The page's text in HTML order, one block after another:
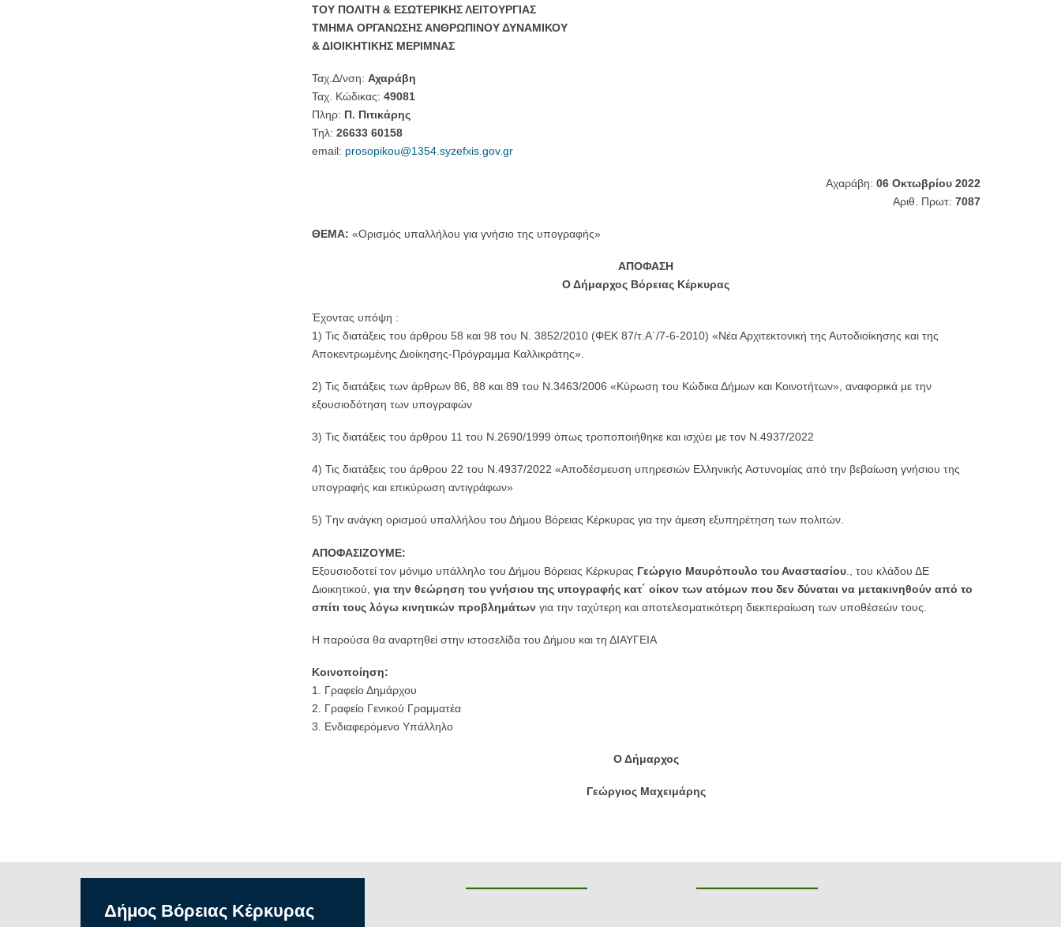
ΤΟΥ ΠΟΛΙΤΗ & ΕΣΩΤΕΡΙΚΗΣ ΛΕΙΤΟΥΡΓΙΑΣ
ΤΜΗΜΑ ΟΡΓΑΝΩΣΗΣ ΑΝΘΡΩΠΙΝΟΥ ΔΥΝΑΜΙΚΟΥ
& ΔΙΟΙΚΗΤΙΚΗΣ ΜΕΡΙΜΝΑΣ
Ταχ.Δ/νση: Αχαράβη
Ταχ. Κώδικας: 49081
Πληρ: Π. Πιτικάρης
Τηλ: 26633 60158
email: prosopikou@1354.syzefxis.gov.gr
Αχαράβη: 06 Οκτωβρίου 2022
Αριθ. Πρωτ: 7087
ΘΕΜΑ: «Ορισμός υπαλλήλου για γνήσιο της υπογραφής»
ΑΠΟΦΑΣΗ
Ο Δήμαρχος Βόρειας Κέρκυρας
Έχοντας υπόψη :
1) Τις διατάξεις του άρθρου 58 και 98 του Ν. 3852/2010 (ΦΕΚ 87/τ.Α΄/7-6-2010) «Νέα Αρχιτεκτονική της Αυτοδιοίκησης και της
Αποκεντρωμένης Διοίκησης-Πρόγραμμα Καλλικράτης».
2) Τις διατάξεις των άρθρων 86, 88 και 89 του Ν.3463/2006 «Κύρωση του Κώδικα Δήμων και Κοινοτήτων», αναφορικά με την
εξουσιοδότηση των υπογραφών
3) Τις διατάξεις του άρθρου 11 του Ν.2690/1999 όπως τροποποιήθηκε και ισχύει με τον Ν.4937/2022
4) Τις διατάξεις του άρθρου 22 του Ν.4937/2022 «Αποδέσμευση υπηρεσιών Ελληνικής Αστυνομίας από την βεβαίωση γνήσιου της
υπογραφής και επικύρωση αντιγράφων»
5) Tηv ανάγκη oρισµoú υπαλλήλου τoυ Δήµoυ Βόρειας Κέρκυρας για την άμεση εξυπηρέτηση των πολιτών.
ΑΠΟΦΑΣΙΖΟΥΜΕ:
Εξουσιοδοτεί τον μόνιμο υπάλληλο του Δήμου Βόρειας Κέρκυρας Γεώργιο Μαυρόπουλο του Αναστασίου., του κλάδου ΔΕ
Διοικητικού, για την θεώρηση του γνήσιου της υπογραφής κατ΄ οίκον των ατόμων που δεν δύναται να μετακινηθούν από το
σπίτι τους λόγω κινητικών προβλημάτων για την ταχύτερη και αποτελεσματικότερη διεκπεραίωση των υποθέσεών τους.
Η παρούσα θα αναρτηθεί στην ιστοσελίδα του Δήμου και τη ΔΙΑΥΓΕΙΑ
Κοινοποίηση:
1. Γραφείο Δημάρχου
2. Γραφείο Γενικού Γραμματέα
3. Ενδιαφερόμενο Υπάλληλο
Ο Δήμαρχος
Γεώργιος Μαχειμάρης
Δήμος Βόρειας Κέρκυρας
——————— ———————